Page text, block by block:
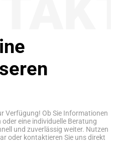
Verfügung! Ob Sie Informationen
eine individuelle Beratung
und zuverlässig weiter. Nutzen
oder kontaktieren Sie uns direkt